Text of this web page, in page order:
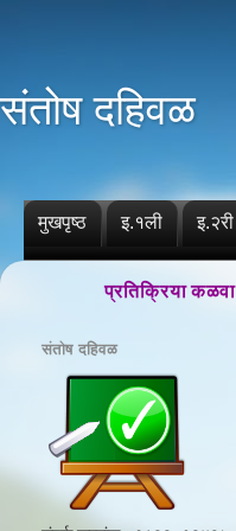
संतोष दहिवळ
मुखपृष्ठ इ.१ली इ.२री
प्रतिक्रिया कळवा
संतोष दहिवळ